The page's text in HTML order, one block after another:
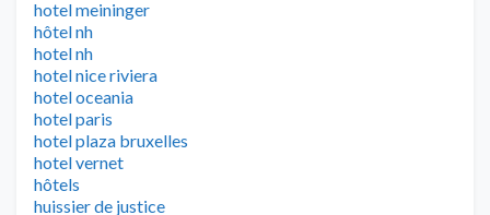
hotel meininger
hôtel nh
hotel nh
hotel nice riviera
hotel oceania
hotel paris
hotel plaza bruxelles
hotel vernet
hôtels
huissier de justice